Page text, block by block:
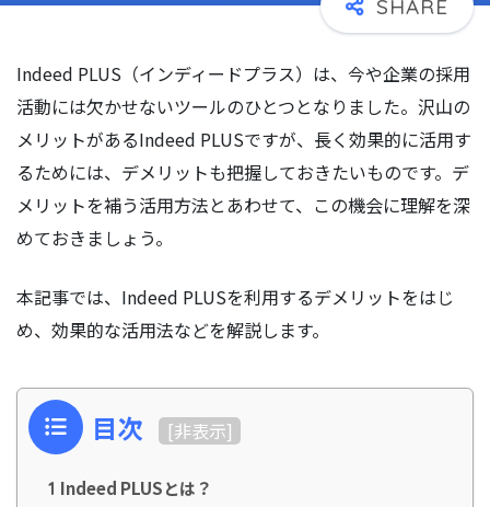
Indeed PLUS（インディードプラス）は、今や企業の採用
活動には欠かせないツールのひとつとなりました。沢山の
メリットがあるIndeed PLUSですが、長く効果的に活用す
るためには、デメリットも把握しておきたいものです。デ
メリットを補う活用方法とあわせて、この機会に理解を深
めておきましょう。
本記事では、Indeed PLUSを利用するデメリットをはじ
め、効果的な活用法などを解説します。
目次 [非表示]
1 Indeed PLUSとは？